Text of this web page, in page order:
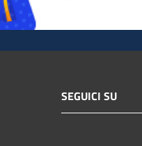
SEGUICI SU